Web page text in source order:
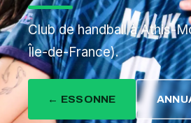
Club de handball à Athis-
Île-de-France).
← ESSONNE